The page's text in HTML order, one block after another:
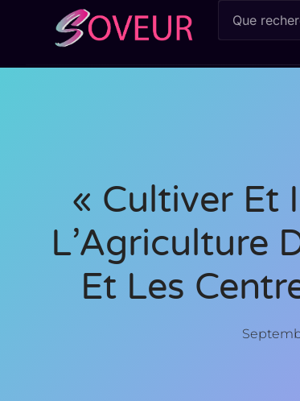
« Cultiver Et
L’Agriculture
Et Les